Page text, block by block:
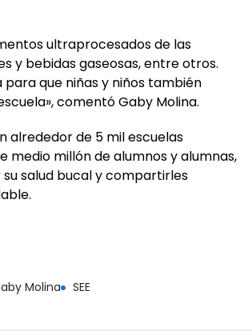
ultraprocesados de las
y bebidas gaseosas, entre otros.
que niñas y niños también
comentó Gaby Molina.
alrededor de 5 mil escuelas
medio millón de alumnos y alumnas,
salud bucal y compartirles
Molina SEE